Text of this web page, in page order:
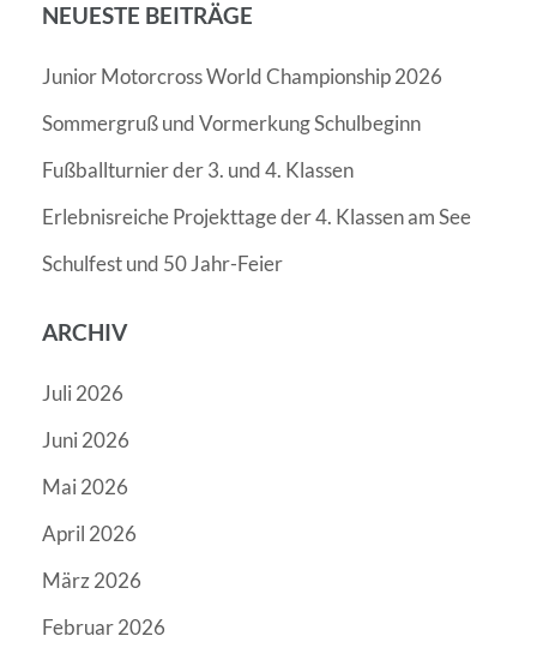
NEUESTE BEITRÄGE
Junior Motorcross World Championship 2026
Sommergruß und Vormerkung Schulbeginn
Fußballturnier der 3. und 4. Klassen
Erlebnisreiche Projekttage der 4. Klassen am See
Schulfest und 50 Jahr-Feier
ARCHIV
Juli 2026
Juni 2026
Mai 2026
April 2026
März 2026
Februar 2026